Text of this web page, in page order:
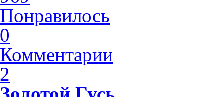
Понравилось
0
Комментарии
2